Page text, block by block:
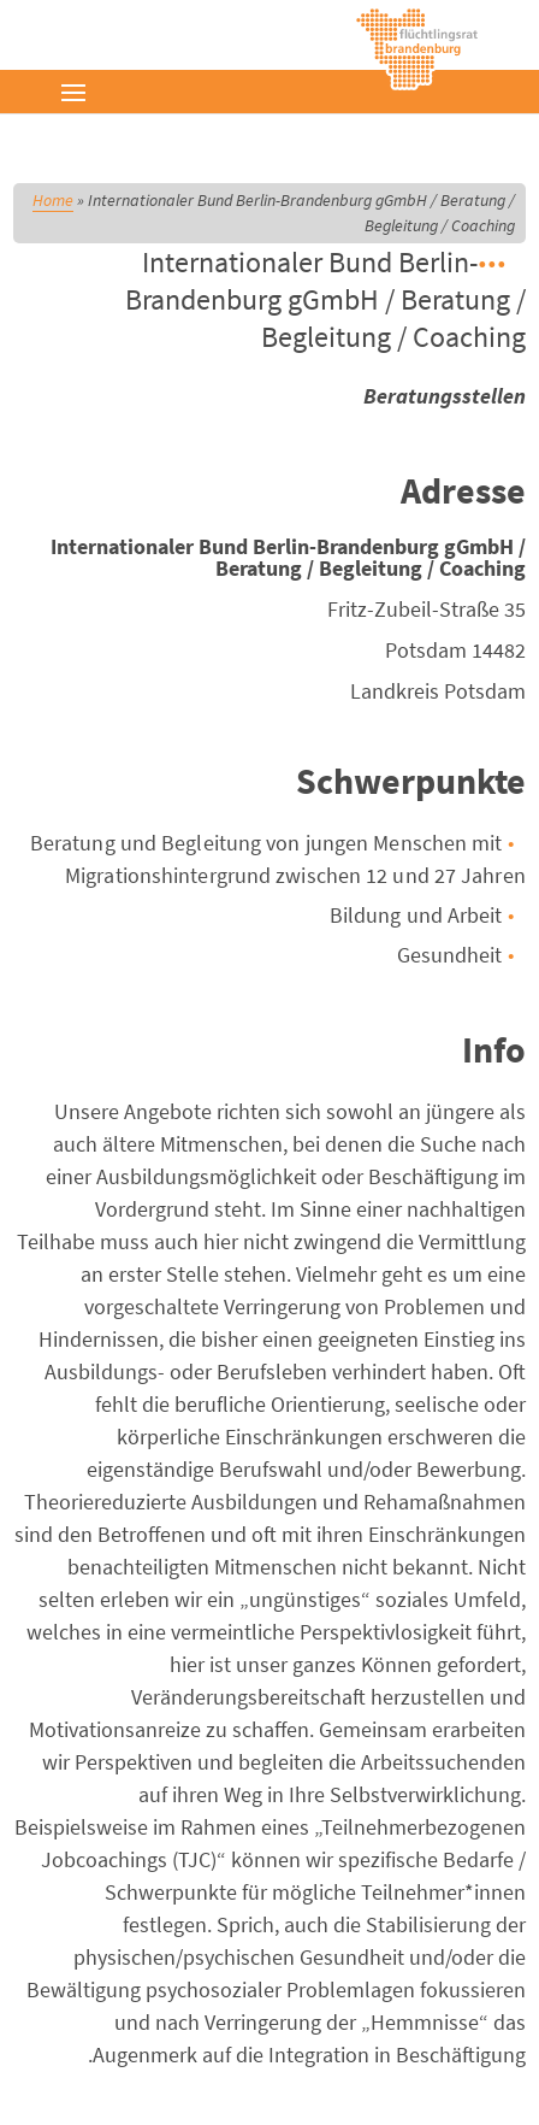
Home»Internationaler Bund Berlin-Brandenburg gGmbH / Beratung /
Begleitung / Coaching
Internationaler Bund Berlin-
Brandenburg gGmbH / Beratung /
Begleitung / Coaching
Beratungsstellen
Adresse
Internationaler Bund Berlin-Brandenburg gGmbH /
Beratung / Begleitung / Coaching
Fritz-Zubeil-Straße 35
14482
Potsdam
Landkreis Potsdam
Schwerpunkte
Beratung und Begleitung von jungen Menschen mit
Migrationshintergrund zwischen 12 und 27 Jahren
Bildung und Arbeit
Gesundheit
Info
Unsere Angebote richten sich sowohl an jüngere als
auch ältere Mitmenschen, bei denen die Suche nach
einer Ausbildungsmöglichkeit oder Beschäftigung im
Vordergrund steht. Im Sinne einer nachhaltigen
Teilhabe muss auch hier nicht zwingend die Vermittlung
an erster Stelle stehen. Vielmehr geht es um eine
vorgeschaltete Verringerung von Problemen und
Hindernissen, die bisher einen geeigneten Einstieg ins
Ausbildungs- oder Berufsleben verhindert haben. Oft
fehlt die berufliche Orientierung, seelische oder
körperliche Einschränkungen erschweren die
eigenständige Berufswahl und/oder Bewerbung.
Theoriereduzierte Ausbildungen und Rehamaßnahmen
sind den Betroffenen und oft mit ihren Einschränkungen
benachteiligten Mitmenschen nicht bekannt. Nicht
selten erleben wir ein „ungünstiges“ soziales Umfeld,
welches in eine vermeintliche Perspektivlosigkeit führt,
hier ist unser ganzes Können gefordert,
Veränderungsbereitschaft herzustellen und
Motivationsanreize zu schaffen. Gemeinsam erarbeiten
wir Perspektiven und begleiten die Arbeitssuchenden
auf ihren Weg in Ihre Selbstverwirklichung.
Beispielsweise im Rahmen eines „Teilnehmerbezogenen
Jobcoachings (TJC)“ können wir spezifische Bedarfe /
Schwerpunkte für mögliche Teilnehmer*innen
festlegen. Sprich, auch die Stabilisierung der
physischen/psychischen Gesundheit und/oder die
Bewältigung psychosozialer Problemlagen fokussieren
und nach Verringerung der „Hemmnisse“ das
Augenmerk auf die Integration in Beschäftigung.